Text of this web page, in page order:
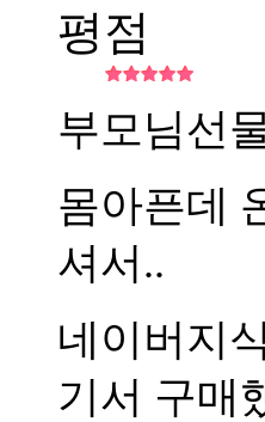
평점
부모님선
몸아픈데
셔서..
네이버지
기서 구매